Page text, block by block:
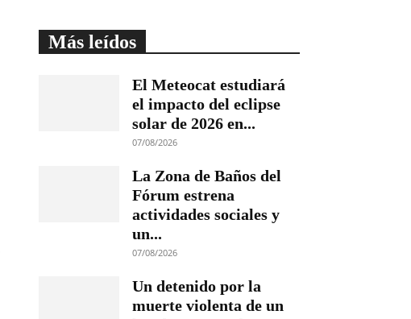
Más leídos
El Meteocat estudiará
el impacto del eclipse
solar de 2026 en...
07/08/2026
La Zona de Baños del
Fórum estrena
actividades sociales y
un...
07/08/2026
Un detenido por la
muerte violenta de un